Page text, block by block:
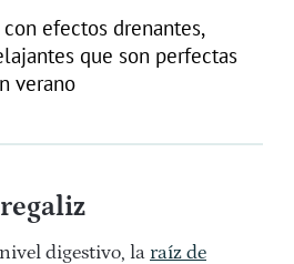
efectos drenantes,
que son perfectas
verano
digestivo, la raíz de